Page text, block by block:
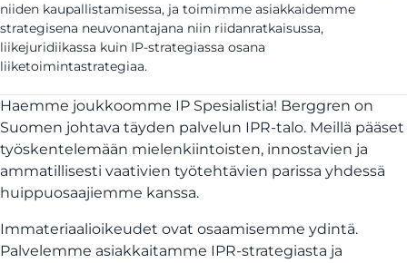
niiden kaupallistamisessa, ja toimimme asiakkaidemme
strategisena neuvonantajana niin riidanratkaisussa,
liikejuridiikassa kuin IP-strategiassa osana
liiketoimintastrategiaa.
Haemme joukkoomme IP Spesialistia! Berggren on
Suomen johtava täyden palvelun IPR-talo. Meillä pääset
työskentelemään mielenkiintoisten, innostavien ja
ammatillisesti vaativien työtehtävien parissa yhdessä
huippuosaajiemme kanssa.
Immateriaalioikeudet ovat osaamisemme ydintä.
Palvelemme asiakkaitamme IPR-strategiasta ja